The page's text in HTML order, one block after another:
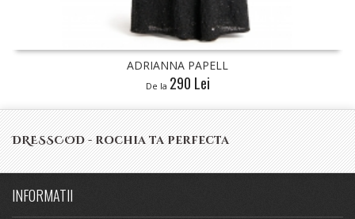
ADRIANNA PAPELL
290 Lei
DRESSCOD - rochia ta perfecta
INFORMATII